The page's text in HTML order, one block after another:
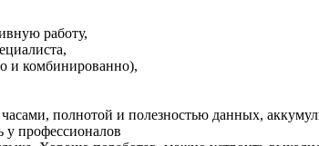
работу,
и комбинированно),
полнотой и полезностью данных,
у профессионалов